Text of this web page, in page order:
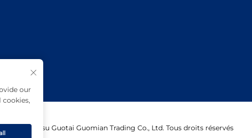
2026 Jiangsu Guotai Guomian Trading Co., Ltd. Tous droits réservés
our
cookies,